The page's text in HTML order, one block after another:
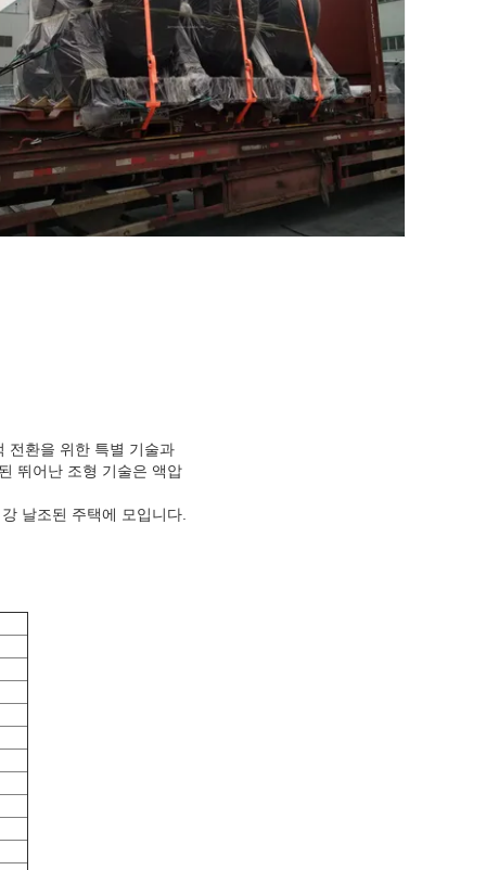
전환을 위한 특별 기술과
뛰어난 조형 기술은 액압
날조된 주택에 모입니다.